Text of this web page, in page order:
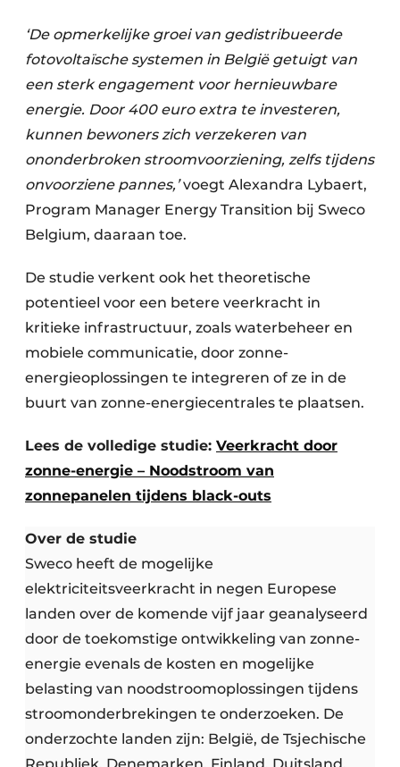
‘De opmerkelijke groei van gedistribueerde
fotovoltaïsche systemen in België getuigt van
een sterk engagement voor hernieuwbare
energie. Door 400 euro extra te investeren,
kunnen bewoners zich verzekeren van
ononderbroken stroomvoorziening, zelfs tijdens
onvoorziene pannes,’voegt Alexandra Lybaert,
Program Manager Energy Transition bij Sweco
Belgium, daaraan toe.
De studie verkent ook het theoretische
potentieel voor een betere veerkracht in
kritieke infrastructuur, zoals waterbeheer en
mobiele communicatie, door zonne-
energieoplossingen te integreren of ze in de
buurt van zonne-energiecentrales te plaatsen.
Lees de volledige studie: Veerkracht door
zonne-energie – Noodstroom van
zonnepanelen tijdens black-outs
Over de studie
Sweco heeft de mogelijke
elektriciteitsveerkracht in negen Europese
landen over de komende vijf jaar geanalyseerd
door de toekomstige ontwikkeling van zonne-
energie evenals de kosten en mogelijke
belasting van noodstroomoplossingen tijdens
stroomonderbrekingen te onderzoeken. De
onderzochte landen zijn: België, de Tsjechische